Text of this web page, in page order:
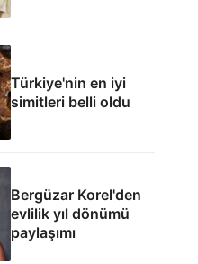
Türkiye'nin en iyi
simitleri belli oldu
Bergüzar Korel'den
evlilik yıl dönümü
paylaşımı